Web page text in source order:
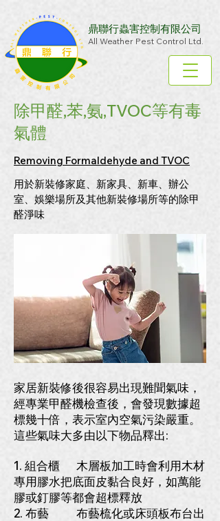
鼎聯行蟲害控制有限公司
All Weather Pest Control Ltd.
除甲醛,苯,氨,TVOC等有毒
氣體
Removing Formaldehyde and TVOC
用於新裝修家庭、新家具、新車、辦公
室、娛樂場所及其他新裝修場所等的除甲
醛淨味
家居新裝修後很容易出現難聞氣味 ，
經專業甲醛機檢查後 ， 會發現數據超
標幾十倍 ， 表示室內空氣污染嚴重。
這些氣味大多由以下物品釋出:
1. 組合櫃 木層板加工時會利用木材
專用膠水把底面皮黏合良好，如萬能
膠或釘膠等都會超標釋放
2. 布藝 布藝梳化或床頭板布台出